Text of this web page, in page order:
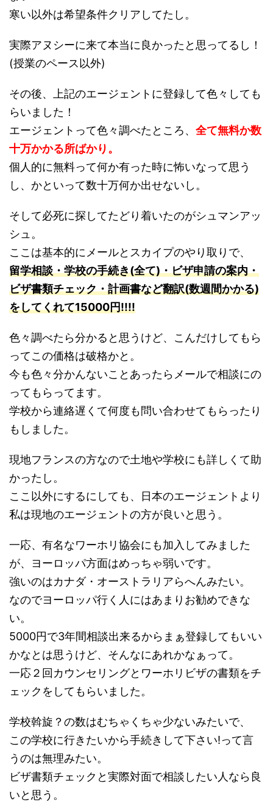
寒い以外は希望条件クリアしてたし。
実際アヌシーに来て本当に良かったと思ってるし！
(授業のペース以外)
その後、上記のエージェントに登録して色々しても
らいました！
エージェントって色々調べたところ、 全て無料か数
十万かかる所ばかり。
個人的に無料って何か有った時に怖いなって思う
し、かといって数十万何か出せないし。
そして必死に探してたどり着いたのがシュマンアッ
シュ。
ここは基本的にメールとスカイプのやり取りで、
留学相談・学校の手続き(全て)・ビザ申請の案内・
ビザ書類チェック・計画書など翻訳(数週間かかる)
をしてくれて15000円!!!!
色々調べたら分かると思うけど、こんだけしてもら
ってこの価格は破格かと。
今も色々分かんないことあったらメールで相談にの
ってもらってます。
学校から連絡遅くて何度も問い合わせてもらったり
もしました。
現地フランスの方なので土地や学校にも詳しくて助
かったし。
ここ以外にするにしても、日本のエージェントより
私は現地のエージェントの方が良いと思う。
一応、有名なワーホリ協会にも加入してみました
が、ヨーロッパ方面はめっちゃ弱いです。
強いのはカナダ・オーストラリアらへんみたい。
なのでヨーロッパ行く人にはあまりお勧めできな
い。
5000円で3年間相談出来るからまぁ登録してもいい
かなとは思うけど、そんなにあれかなぁって。
一応２回カウンセリングとワーホリビザの書類をチ
ェックをしてもらいました。
学校斡旋？の数はむちゃくちゃ少ないみたいで、
この学校に行きたいから手続きして下さい!って言
うのは無理みたい。
ビザ書類チェックと実際対面で相談したい人なら良
いと思う。